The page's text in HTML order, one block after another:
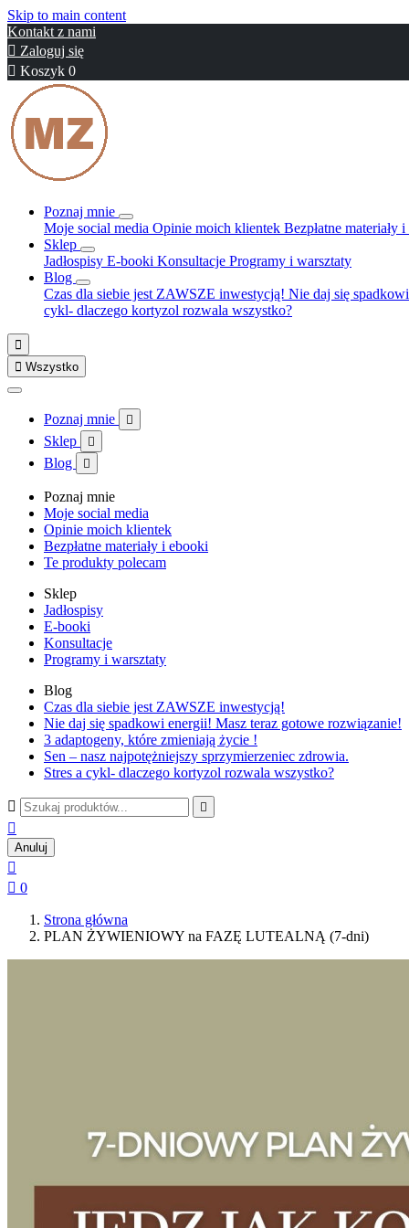
Skip to main content
Kontakt z nami
 Zaloguj się
 Koszyk 0
Poznaj mnie
Moje social media Opinie moich klientek Bezpłatne materiały
Sklep
Jadłospisy E-booki Konsultacje Programy i warsztaty
Blog
Czas dla siebie jest ZAWSZE inwestycją! Nie daj się
cykl- dlaczego kortyzol rozwala wszystko?

 Wszystko
Poznaj mnie 
Sklep 
Blog 
Poznaj mnie
Moje social media
Opinie moich klientek
Bezpłatne materiały i ebooki
Te produkty polecam
Sklep
Jadłospisy
E-booki
Konsultacje
Programy i warsztaty
Blog
Czas dla siebie jest ZAWSZE inwestycją!
Nie daj się spadkowi energii! Masz teraz gotowe rozwiązanie!
3 adaptogeny, które zmieniają życie !
Sen – nasz najpotężniejszy sprzymierzeniec zdrowia.
Stres a cykl- dlaczego kortyzol rozwala wszystko?
 

Anuluj

 0
Strona główna
PLAN ŻYWIENIOWY na FAZĘ LUTEALNĄ (7-dni)